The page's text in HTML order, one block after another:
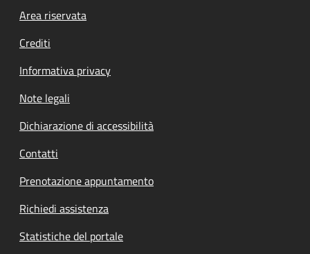
Footer menu
Area riservata
Crediti
Informativa privacy
Note legali
Dichiarazione di accessibilità
Contatti
Prenotazione appuntamento
Richiedi assistenza
Statistiche del portale